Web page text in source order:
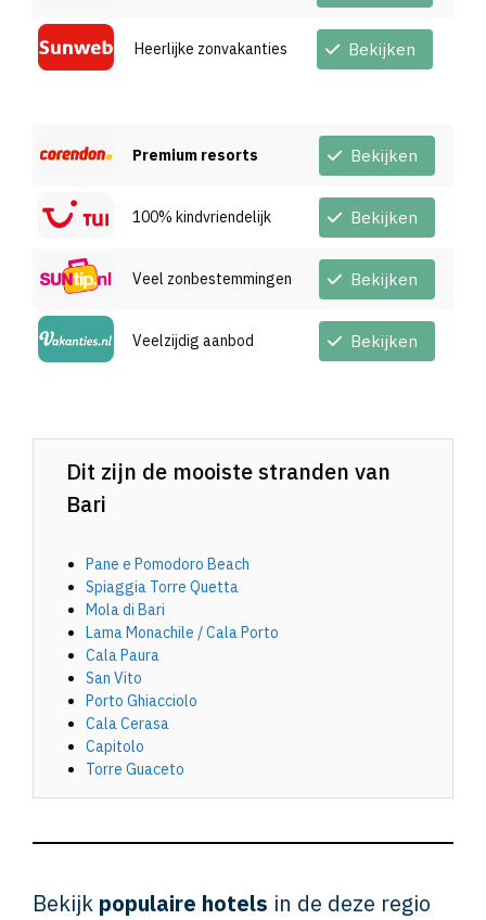
Heerlijke zonvakanties Bekijken
Premium resorts Bekijken
100% kindvriendelijk Bekijken
Veel zonbestemmingen Bekijken
Veelzijdig aanbod Bekijken
Dit zijn de mooiste stranden van
Bari
Pane e Pomodoro Beach
Spiaggia Torre Quetta
Mola di Bari
Lama Monachile / Cala Porto
Cala Paura
San Vito
Porto Ghiacciolo
Cala Cerasa
Capitolo
Torre Guaceto
Bekijk populaire hotels in de deze regio